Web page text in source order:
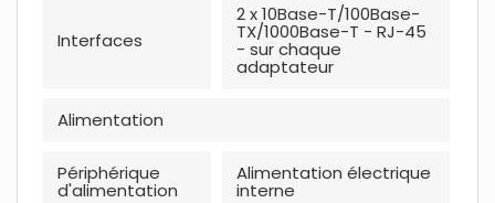
Interfaces
2 x 10Base-T/100Base-
TX/1000Base-T - RJ-45
- sur chaque
adaptateur
Alimentation
Périphérique
d'alimentation
Alimentation électrique
interne